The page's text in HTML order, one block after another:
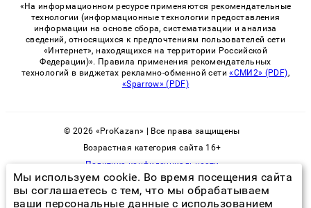
«На информационном ресурсе применяются рекомендательные
технологии (информационные технологии предоставления
информации на основе сбора, систематизации и анализа
сведений, относящихся к предпочтениям пользователей сети
«Интернет», находящихся на территории Российской
Федерации)». Правила применения рекомендательных
технологий в виджетах рекламно-обменной сети«СМИ2» (PDF),
«Sparrow» (PDF)
© 2026 «ProKazan» | Все права защищены
Возрастная категория сайта 16+
Политика конфиденциальности
как избавиться от плесени в ванной
Мы используем cookie. Во время посещения сайта
вы соглашаетесь с тем, что мы обрабатываем
ваши персональные данные с использованием